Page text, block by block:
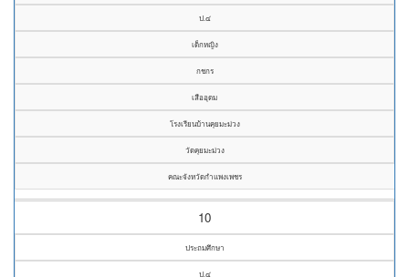
ป.๔
เด็กหญิง
กชกร
เสืออุดม
โรงเรียนบ้านคุยมะม่วง
วัดคุยมะม่วง
คณะจังหวัดกำแพงเพชร
10
ประถมศึกษา
ป.๔